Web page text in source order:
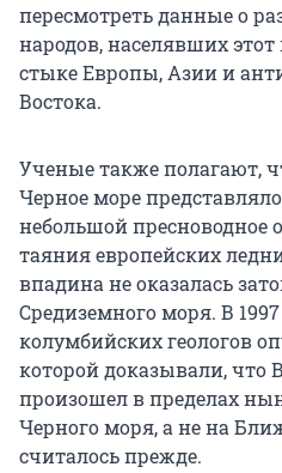
пересмотреть данные о
народов, населявших
стыке Европы, Азии и
Востока.
Ученые также полагают,
Черное море
небольшой пресноводное
таяния европейских
впадина не оказалась
Средиземного моря. В 1997
колумбийских геологов
которой доказывали,
произошел в пределах
Черного моря, а не на
считалось прежде.